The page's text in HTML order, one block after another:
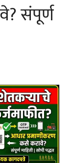
संपूर्ण